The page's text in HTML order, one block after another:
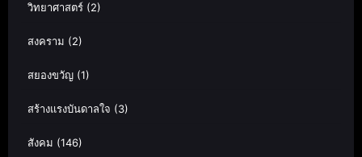
วิทยาศาสตร์ (2)
สงคราม (2)
สยองขวัญ (1)
สร้างแรงบันดาลใจ (3)
สังคม (146)